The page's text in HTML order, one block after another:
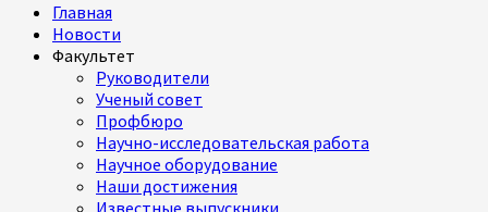
Главная
Новости
Факультет
Руководители
Ученый совет
Профбюро
Научно-исследовательская работа
Научное оборудование
Наши достижения
Известные выпускники